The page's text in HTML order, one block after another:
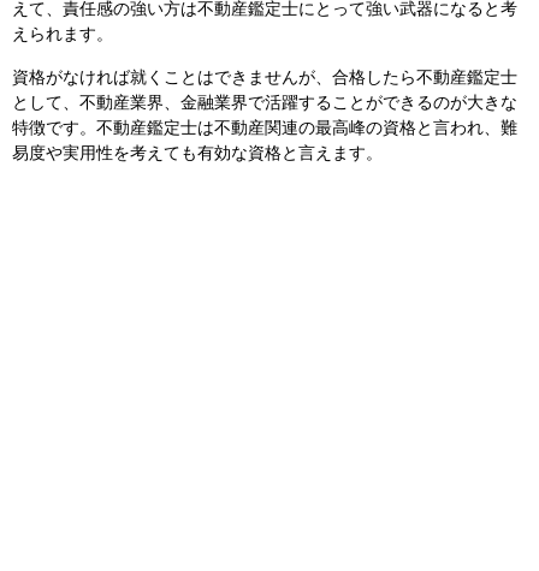
えて、責任感の強い方は不動産鑑定士にとって強い武器になると考
えられます。
資格がなければ就くことはできませんが、合格したら不動産鑑定士
として、不動産業界、金融業界で活躍することができるのが大きな
特徴です。不動産鑑定士は不動産関連の最高峰の資格と言われ、難
易度や実用性を考えても有効な資格と言えます。